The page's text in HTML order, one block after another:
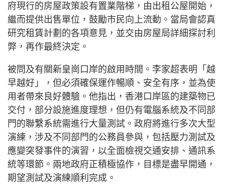
府現行的房屋政策設有置業階梯，由出租公屋開始，
繼而提供出售單位，鼓勵市民向上流動。當局會認真
研究租賃計劃的各項意見，並交由房屋局詳細探討利
弊，再作最終決定。
被問及有關新皇崗口岸的啟用時間。李家超表明「越
早越好」，但必須確保運作暢順、安全有序，並為使
用者帶來良好體驗。他指出，香港口岸區的建築物已
交付，部分設施進度理想，但仍有電腦系統及不同部
門的聯繫系統需進行大量測試。政府將進行多次大型
演練，涉及不同部門的公務員參與，包括壓力測試及
應變突發事件的演習，以全面檢視交通安排、通訊系
統等環節。兩地政府正積極協作，目標是盡早開通，
期望測試及演練順利完成。